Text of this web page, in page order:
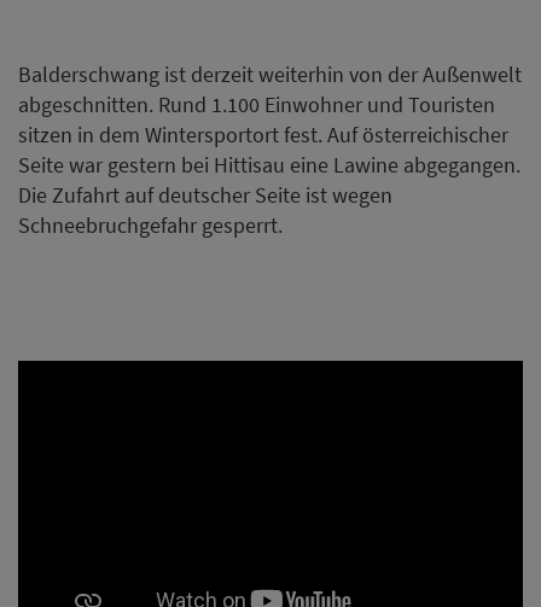
Balderschwang ist derzeit weiterhin von der Außenwelt
abgeschnitten. Rund 1.100 Einwohner und Touristen
sitzen in dem Wintersportort fest. Auf österreichischer
Seite war gestern bei Hittisau eine Lawine abgegangen.
Die Zufahrt auf deutscher Seite ist wegen
Schneebruchgefahr gesperrt.